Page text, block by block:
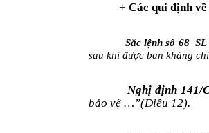
+ Các qui định
Sắc lệnh số 68–SL
sau khi đ­ược ban kháng
Nghị định 141/
bảo vệ …”(Điều 12).